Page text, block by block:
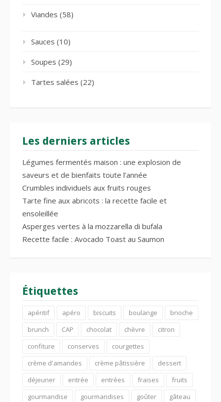
Viandes (58)
Sauces (10)
Soupes (29)
Tartes salées (22)
Les derniers articles
Légumes fermentés maison : une explosion de
saveurs et de bienfaits toute l’année
Crumbles individuels aux fruits rouges
Tarte fine aux abricots : la recette facile et
ensoleillée
Asperges vertes à la mozzarella di bufala
Recette facile : Avocado Toast au Saumon
Étiquettes
apéritif apéro biscuits boulange
brioche
brunch
CAP chocolat chèvre
citron
confiture
conserves
courgettes
crème d'amandes
crème pâtissière
dessert
déjeuner
entrée entrées fraises
fruits
gourmandise
gourmandises goûter gâteau